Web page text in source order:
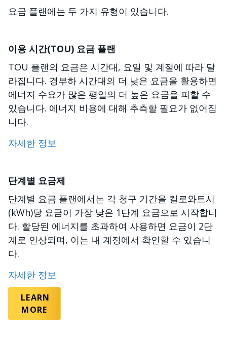
요금 플랜에는 두 가지 유형이 있습니다.
이용 시간(TOU) 요금 플랜
TOU 플랜의 요금은 시간대, 요일 및 계절에 따라 달
라집니다. 경부하 시간대의 더 낮은 요금을 활용하면
에너지 수요가 많은 평일의 더 높은 요금을 피할 수
있습니다. 에너지 비용에 대해 추측할 필요가 없어집
니다.
자세한 정보
단계별 요금제
단계별 요금 플랜에서는 각 청구 기간을 킬로와트시
(kWh)당 요금이 가장 낮은 1단계 요금으로 시작합니
다. 할당된 에너지를 초과하여 사용하면 요금이 2단
계로 인상되며, 이는 내 계정에서 확인할 수 있습니
다.
자세한 정보
LEARN
MORE